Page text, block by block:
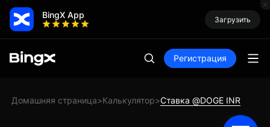
BingX App Загрузить
Регистрация
Домашняя страница>Калькулятор>Ставка @DOGE INR